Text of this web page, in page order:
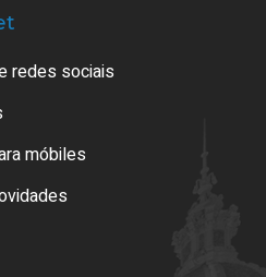
redes sociais
móbiles